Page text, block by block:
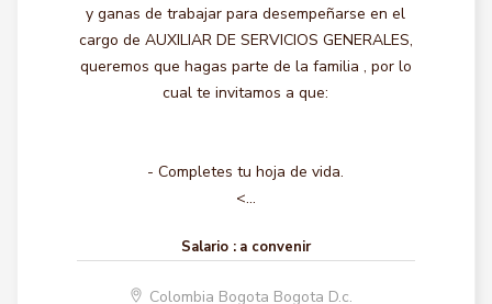
y ganas de trabajar para desempeñarse en el
cargo de AUXILIAR DE SERVICIOS GENERALES,
queremos que hagas parte de la familia , por lo
cual te invitamos a que:
- Completes tu hoja de vida.
<...
Salario : a convenir
Colombia Bogota Bogota D.c.